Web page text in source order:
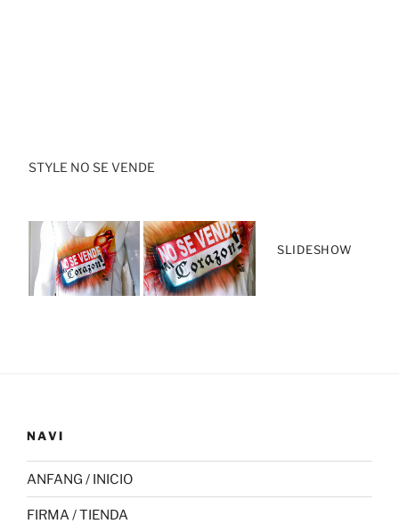
STYLE NO SE VENDE
SLIDESHOW
NAVI
ANFANG / INICIO
FIRMA / TIENDA